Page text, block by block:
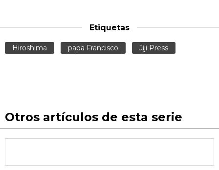
Etiquetas
Hiroshima papa Francisco Jiji Press
Otros artículos de esta serie